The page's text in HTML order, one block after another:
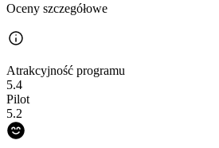
Oceny szczegółowe
Atrakcyjność programu
5.4
Pilot
5.2